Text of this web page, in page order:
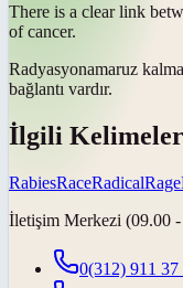
There is a clear link
of cancer.
Radyasyonamaruz
bağlantı vardır.
İlgili Kelimeler
RabiesRaceRadicalRage
İletişim Merkezi (09.00
0(312) 911 37